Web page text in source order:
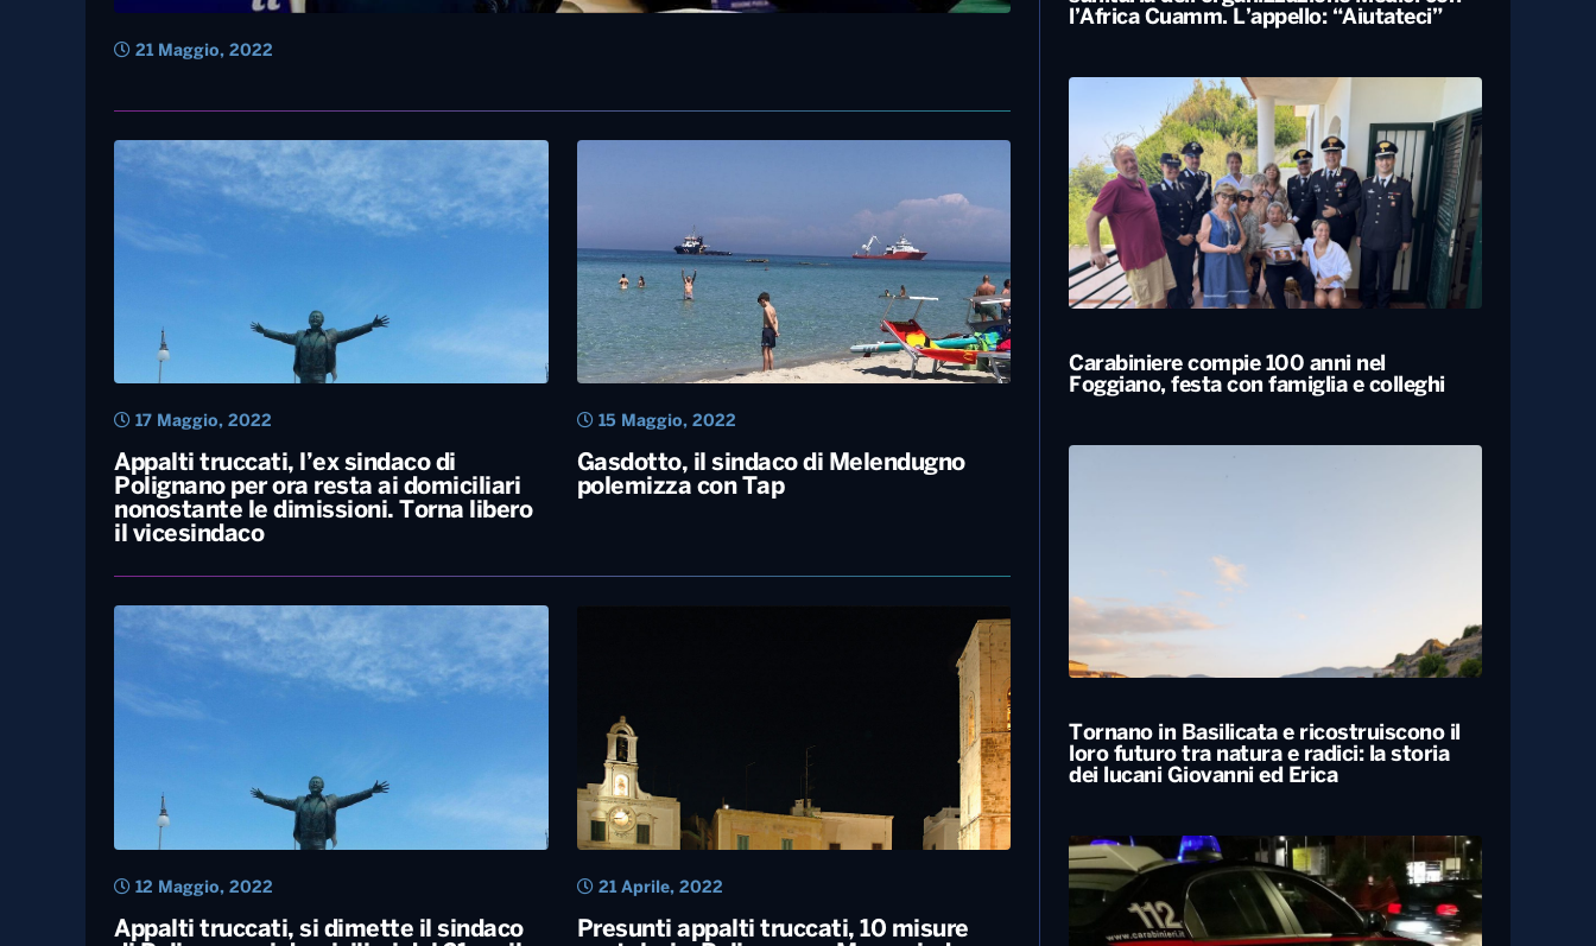
21 Maggio, 2022
Appalti truccati, l’ex sindaco di
Polignano per ora resta ai domiciliari
nonostante le dimissioni. Torna libero
Gasdotto, il sindaco di Melendugno
polemizza con Tap
15 Maggio, 2022
Bari, rubano dall’auto strumentazione